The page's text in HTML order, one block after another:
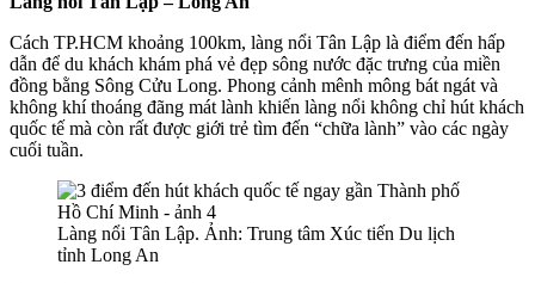
Cách TP.HCM khoảng 100km, làng nổi Tân Lập là điểm đến hấp
dẫn để du khách khám phá vẻ đẹp sông nước đặc trưng của miền
đồng bằng Sông Cửu Long. Phong cảnh mênh mông bát ngát và
không khí thoáng đãng mát lành khiến làng nổi không chỉ hút khách
quốc tế mà còn rất được giới trẻ tìm đến “chữa lành” vào các ngày
cuối tuần.
Làng nổi Tân Lập. Ảnh: Trung tâm Xúc tiến Du lịch
tỉnh Long An